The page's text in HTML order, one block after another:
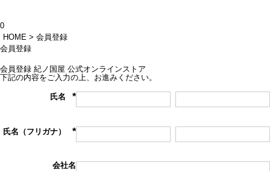
0
HOME
会員登録
会員登録
会員登録 紀ノ国屋 公式オンラインストア
下記の内容をご入力の上、お進みください。
氏名
(必
氏名（フリガナ）
(必
会社名